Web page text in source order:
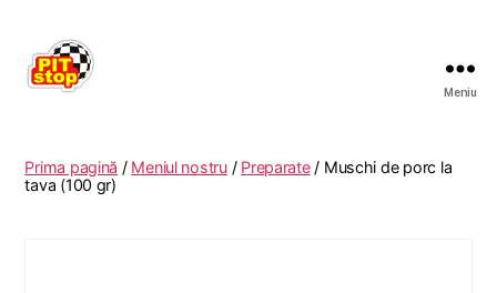
RASNOV
Meniu
Prima pagină / Meniul nostru/ Preparate/ Muschi de porc la
tava (100 gr)